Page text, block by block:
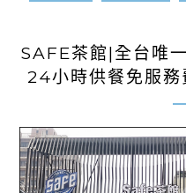
SAFE茶館|全台唯
24小時供餐免服務